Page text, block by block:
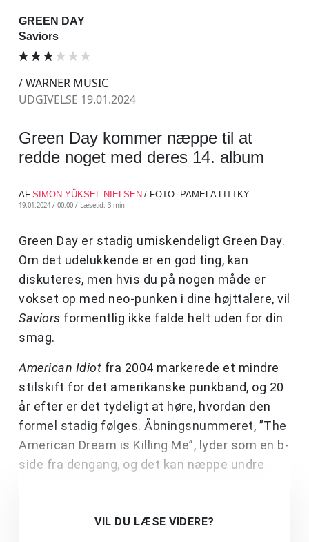
GREEN DAY
Saviors
/ WARNER MUSIC
UDGIVELSE 19.01.2024
Green Day kommer næppe til at
redde noget med deres 14. album
AF SIMON YÜKSEL NIELSEN / FOTO: PAMELA LITTKY
19.01.2024 / 00:00 / Læsetid: 3 min
Green Day er stadig umiskendeligt Green Day.
Om det udelukkende er en god ting, kan
diskuteres, men hvis du på nogen måde er
vokset op med neo-punken i dine højttalere, vil
Saviors formentlig ikke falde helt uden for din
smag.
American Idiot fra 2004 markerede et mindre
stilskift for det amerikanske punkband, og 20
år efter er det tydeligt at høre, hvordan den
formel stadig følges. Åbningsnummeret, ”The
American Dream is Killing Me”, lyder som en b-
side fra dengang, og det kan næppe undre
VIL DU LÆSE VIDERE?